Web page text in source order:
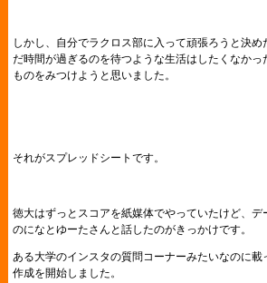
しかし、自分でラクロス部に入って頑張ろうと決
だ時間が過ぎるのを待つような生活はしたくなかっ
ものをみつけようと思いました。
それがスプレッドシートです。
徳大はずっとスコアを紙媒体でやっていたけど、
のになとゆーたさんと話したのがきっかけです。
ある大学のインスタの質問コーナーみたいなのに載
作成を開始しました。